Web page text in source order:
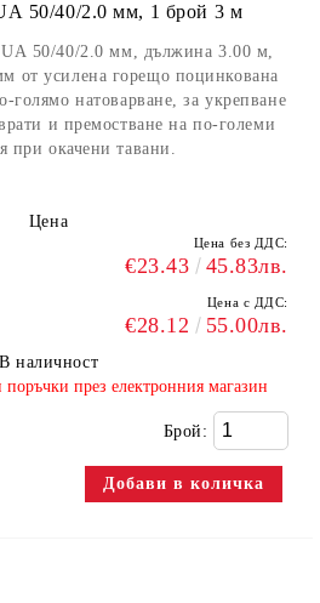
50/40/2.0 мм, 1 брой 3 м
50/40/2.0 мм, дължина 3.00 м,
от усилена горещо поцинкована
голямо натоварване, за укрепване
и премостване на по-големи
при окачени тавани.
Цена
Цена без ДДС:
€23.43 45.83лв.
Цена с ДДС:
€28.12 55.00лв.
В наличност
през електронния магазин
Брой: